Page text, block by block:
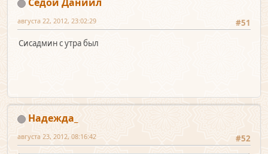
#51
августа 22, 2012, 23:02:29
Сисадмин с утра был
Надежда_
#52
августа 23, 2012, 08:16:42